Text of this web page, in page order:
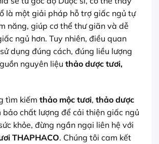
là một giải pháp hỗ trợ giấc ngủ tự
năng, giúp cơ thể thư giãn và dễ
ngủ hơn. Tuy nhiên, điều quan
dụng đúng cách, đúng liều lượng
nguyên liệu thảo dược tươi,
tìm kiếm thảo mộc tươi, thảo dược
bảo chất lượng để cải thiện giấc ngủ
khỏe, đừng ngần ngại liên hệ với
THAPHACO. Chúng tôi cam kết